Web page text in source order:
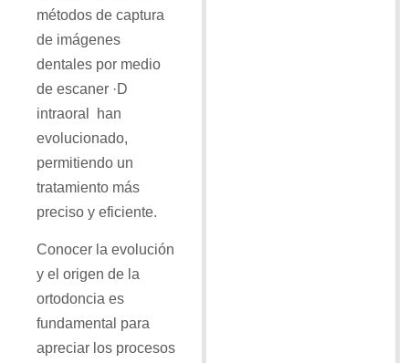
métodos de captura
de imágenes
dentales por medio
de escaner ·D
intraoral han
evolucionado,
permitiendo un
tratamiento más
preciso y eficiente.
Conocer la evolución
y el origen de la
ortodoncia es
fundamental para
apreciar los procesos